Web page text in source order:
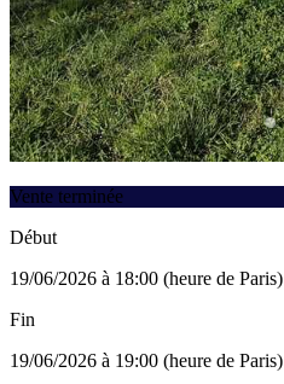
Vente terminée
Début
19/06/2026 à 18:00 (heure de Paris)
Fin
19/06/2026 à 19:00 (heure de Paris)